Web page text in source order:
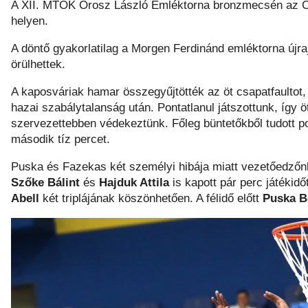
A XII. MTOK Orosz László Emléktorna bronzmecsén
helyen.
A döntő gyakorlatilag a Morgen Ferdinánd emléktorna
örülhettek.
A kaposváriak hamar összegyűjtötték az öt
hazai szabálytalanság után. Pontatlanul játszottunk, így
szervezettebben védekeztünk. Főleg büntetőkből tudott
második tíz percet.
Puska és Fazekas két személyi hibája miatt
Szőke Bálint és Hajduk Attilais kapott pár perc
Abell két triplájának köszönhetően. A félidő előtt Puska